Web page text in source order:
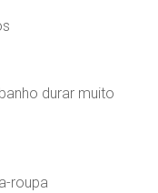
durar muito
roupa